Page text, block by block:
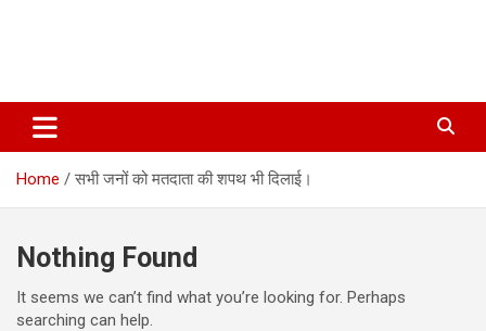
Home सभी जनों को मतदाता की शपथ भी दिलाई।
Nothing Found
It seems we can’t find what you’re looking for. Perhaps
searching can help.